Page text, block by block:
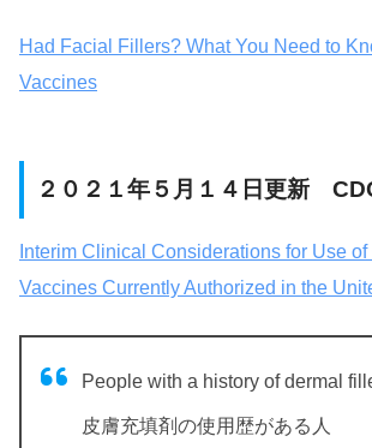
Had Facial Fillers? What You Need to
Vaccines
２０２１年５月１４日更新
Interim Clinical Considerations for Use
Vaccines Currently Authorized in the
People with a history of dermal
皮膚充填剤の使用歴がある人